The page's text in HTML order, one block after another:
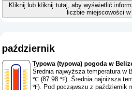
Kliknij lub kliknij tutaj, aby wyświetlić
liczbie miejscowości
październik
Typowa (typowa) pogoda w
Średnia najwyższa temperatura w
℃ (87.98 ℉). Średnia najniższa
℉). Pod począwszu z październik